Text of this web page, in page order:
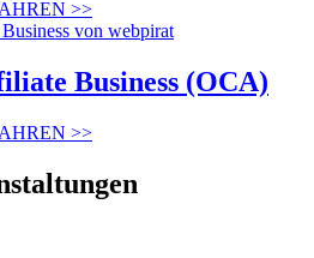
>>
Business (OCA)
>>